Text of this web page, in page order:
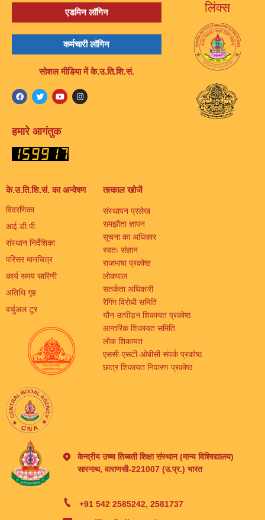
एडमिन लॉगिन
कर्मचारी लॉगिन
सोशल मीडिया में के.उ.ति.शि.सं.
हमारे आगंतुक
लिंक्स
के.उ.ति.शि.सं. का अन्वेषण
विवरणिका
आई.डी.पी.
संस्थान निर्देशिका
परिसर मानचित्र
कार्य समय सारिणी
अतिथि गृह
वर्चुअल टूर
तत्काल खोजें
संस्थापन प्रलेख
समझौता ज्ञापन
सूचना का अधिकार
स्वतः संज्ञान
राजभाषा प्रकोष्ठ
लोकपाल
सतर्कता अधिकारी
रैगिंग विरोधी समिति
यौन उत्पीड़न शिकायत प्रकोष्ठ
आन्तरिक शिकायत समिति
लोक शिकायत
एससी-एसटी-ओबीसी संपर्क प्रकोष्ठ
छात्र शिकायत निवारण प्रकोष्ठ
केन्द्रीय उच्च तिब्बती शिक्षा संस्थान (मान्य विश्विद्यालय)
सारनाथ, वाराणसी-221007 (उ.प्र.) भारत
+91 542 2585242, 2581737